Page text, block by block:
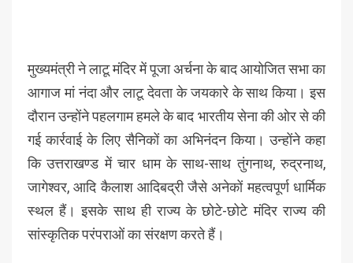
मुख्यमंत्री ने लाटू मंदिर में पूजा अर्चना के बाद आयोजित सभा का
आगाज मां नंदा और लाटू देवता के जयकारे के साथ किया। इस
दौरान उन्होंने पहलगाम हमले के बाद भारतीय सेना की ओर से की
गई कार्रवाई के लिए सैनिकों का अभिनंदन किया। उन्होंने कहा
कि उत्तराखण्ड में चार धाम के साथ-साथ तुंगनाथ, रुद्रनाथ,
जागेश्वर, आदि कैलाश आदिबद्री जैसे अनेकों महत्वपूर्ण धार्मिक
स्थल हैं। इसके साथ ही राज्य के छोटे-छोटे मंदिर राज्य की
सांस्कृतिक परंपराओं का संरक्षण करते हैं।